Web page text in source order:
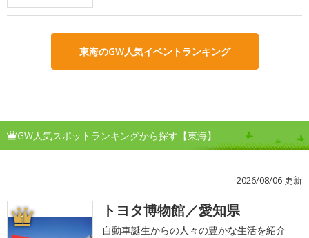
東海のGW人気イベントランキング
GW人気スポットランキングから探す【東海】
2026/08/06 更新
1 トヨタ博物館／愛知県
自動車誕生からの人々の豊かな生活を紹介